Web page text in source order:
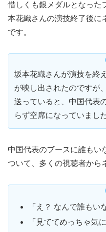
惜しくも銀メダルとなった
本花織さんの演技終了後に
です。
坂本花織さんが演技を終
が映し出されたのですが
送っていると、中国代表
らず空席になっていました
中国代表のブースに誰もい
ついて、多くの視聴者から
「え？ なんで誰もい
「見ててめっちゃ気